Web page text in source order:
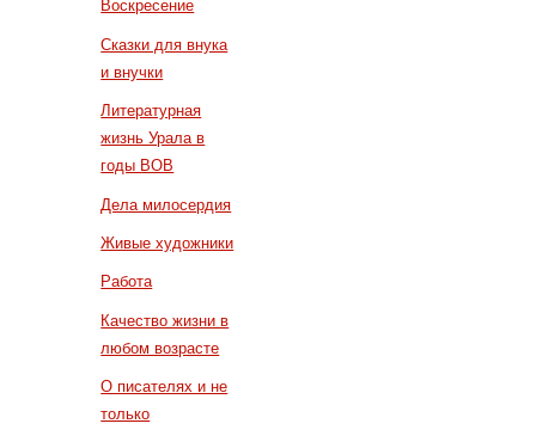
Воскресение
Сказки для внука
и внучки
Литературная
жизнь Урала в
годы ВОВ
Дела милосердия
Живые художники
Работа
Качество жизни в
любом возрасте
О писателях и не
только